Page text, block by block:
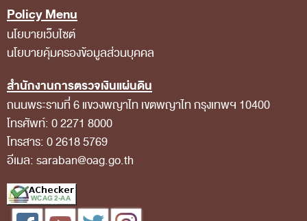
แผนการจัดซื้อจัดจ้าง
ประกาศประกวดราคา/ราคากลาง/ขายพัสดุเสื่อม
สภาพ
สรุปผลการจัดซื้อจัดจ้าง
ข้อมูลสาระสำคัญในสัญญา
การรายงานผลการจัดซื้อจัดจ้าง หรือการจัดการ
พัสดุ
การประเมิน ITA
ศูนย์ข้อมูลข่าวสารของราชการ
Policy Menu
นโยบายเว็บไซต์
นโยบายคุ้มครองข้อมูลส่วนบุคคล
สำนักงานการตรวจเงินแผ่นดิน
ถนนพระรามที่ 6 แขวงพญาไท เขตพญาไท กรุงเทพฯ 10400
โทรศัพท์: 0 2271 8000
โทรสาร: 0 2618 5769
อีเมล: saraban@oag.go.th